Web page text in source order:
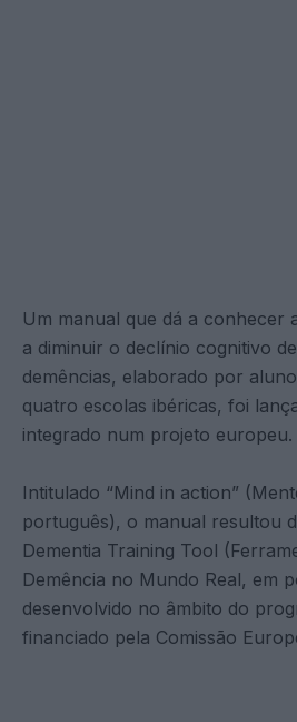
Um manual que dá a conhecer
a diminuir o declínio cognitivo
demências, elaborado por
quatro escolas ibéricas, foi
integrado num projeto europeu.
Intitulado “Mind in action”
português), o manual resultou
Dementia Training Tool
Demência no Mundo Real, em
desenvolvido no âmbito do
financiado pela Comissão